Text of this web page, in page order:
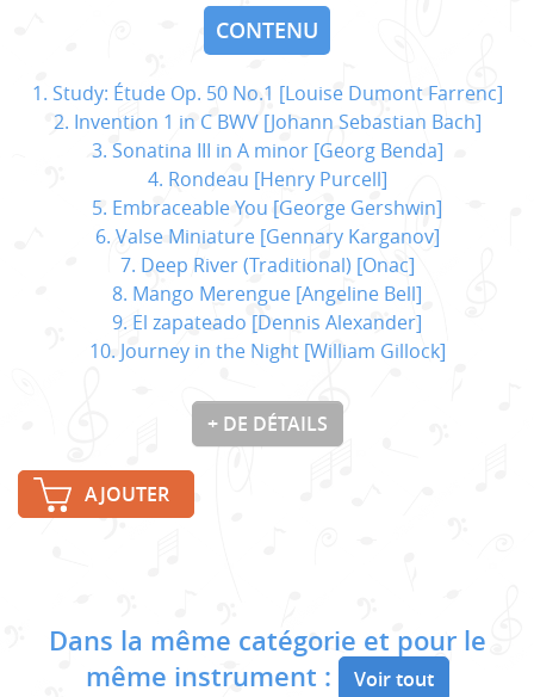
CONTENU
1. Study: Étude Op. 50 No.1 [Louise Dumont Farrenc]
2. Invention 1 in C BWV [Johann Sebastian Bach]
3. Sonatina III in A minor [Georg Benda]
4. Rondeau [Henry Purcell]
5. Embraceable You [George Gershwin]
6. Valse Miniature [Gennary Karganov]
7. Deep River (Traditional) [Onac]
8. Mango Merengue [Angeline Bell]
9. El zapateado [Dennis Alexander]
10. Journey in the Night [William Gillock]
+ DE DÉTAILS
AJOUTER
Dans la même catégorie et pour le
même instrument :
Voir tout